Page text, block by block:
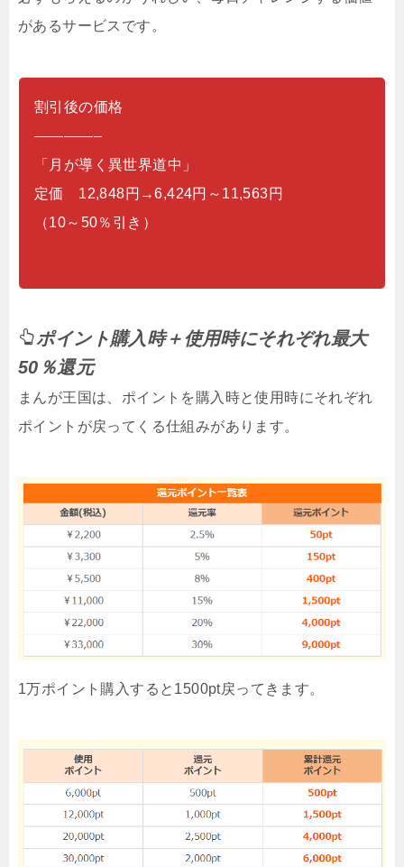
があるサービスです。
割引後の価格
————–
「月が導く異世界道中」
定価 12,848円→6,424円～11,563円
（10～50％引き）
ポイント購入時＋使用時にそれぞれ最大
50％還元
まんが王国は、ポイントを購入時と使用時にそれぞれ
ポイントが戻ってくる仕組みがあります。
1万ポイント購入すると1500pt戻ってきます。